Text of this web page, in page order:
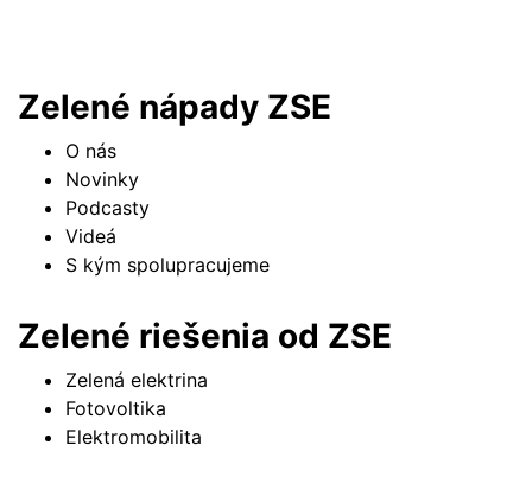
Zelené nápady ZSE
O nás
Novinky
Podcasty
Videá
S kým spolupracujeme
Zelené riešenia od ZSE
Zelená elektrina
Fotovoltika
Elektromobilita